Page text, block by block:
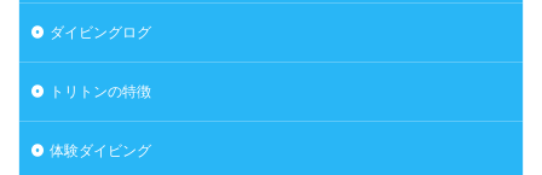
ダイビングログ
トリトンの特徴
体験ダイビング